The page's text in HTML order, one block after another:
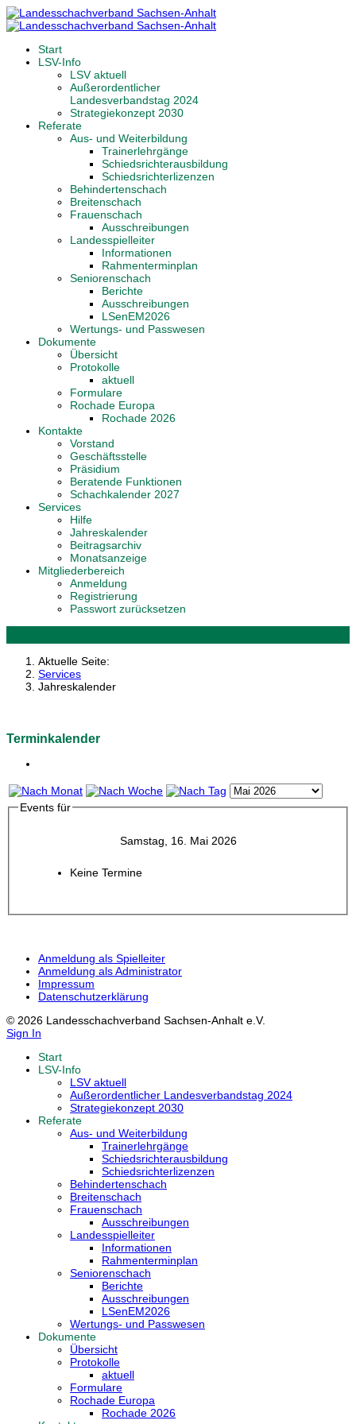
Start
LSV-Info
LSV aktuell
Außerordentlicher
Landesverbandstag 2024
Strategiekonzept 2030
Referate
Aus- und Weiterbildung
Trainerlehrgänge
Schiedsrichterausbildung
Schiedsrichterlizenzen
Behindertenschach
Breitenschach
Frauenschach
Ausschreibungen
Landesspielleiter
Informationen
Rahmenterminplan
Seniorenschach
Berichte
Ausschreibungen
LSenEM2026
Wertungs- und Passwesen
Dokumente
Übersicht
Protokolle
aktuell
Formulare
Rochade Europa
Rochade 2026
Kontakte
Vorstand
Geschäftsstelle
Präsidium
Beratende Funktionen
Schachkalender 2027
Services
Hilfe
Jahreskalender
Beitragsarchiv
Monatsanzeige
Mitgliederbereich
Anmeldung
Registrierung
Passwort zurücksetzen
Aktuelle Seite:
Services
Jahreskalender
Terminkalender
Events für
Samstag, 16. Mai 2026
Keine Termine
Anmeldung als Spielleiter
Anmeldung als Administrator
Impressum
Datenschutzerklärung
© 2026 Landesschachverband Sachsen-Anhalt e.V.
Sign In
Start
LSV-Info
LSV aktuell
Außerordentlicher Landesverbandstag 2024
Strategiekonzept 2030
Referate
Aus- und Weiterbildung
Trainerlehrgänge
Schiedsrichterausbildung
Schiedsrichterlizenzen
Behindertenschach
Breitenschach
Frauenschach
Ausschreibungen
Landesspielleiter
Informationen
Rahmenterminplan
Seniorenschach
Berichte
Ausschreibungen
LSenEM2026
Wertungs- und Passwesen
Dokumente
Übersicht
Protokolle
aktuell
Formulare
Rochade Europa
Rochade 2026